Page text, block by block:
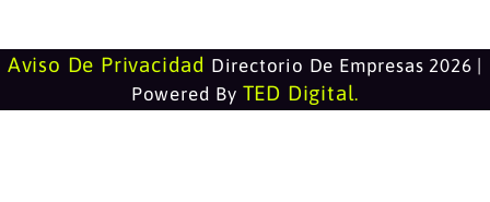
Aviso De Privacidad Directorio De Empresas 2026 |
Powered By TED Digital.